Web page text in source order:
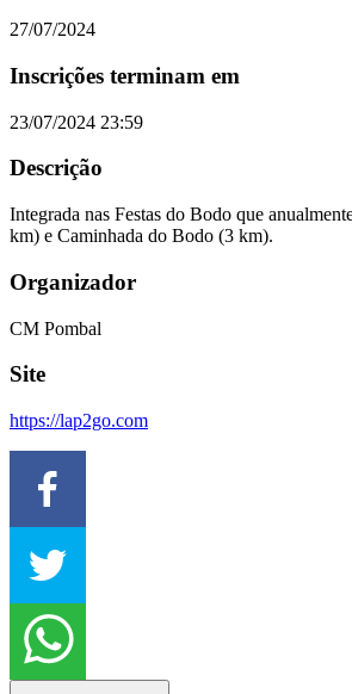
27/07/2024
Inscrições terminam em
23/07/2024 23:59
Descrição
Integrada nas Festas do Bodo que
km) e Caminhada do Bodo (3 km).
Organizador
CM Pombal
Site
https://lap2go.com